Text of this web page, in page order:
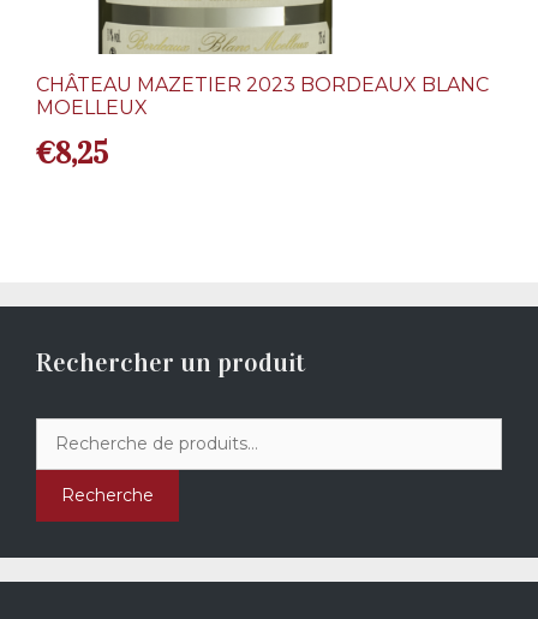
CHÂTEAU MAZETIER 2023 BORDEAUX BLANC
MOELLEUX
€8,25
Rechercher un produit
pour :
Recherche